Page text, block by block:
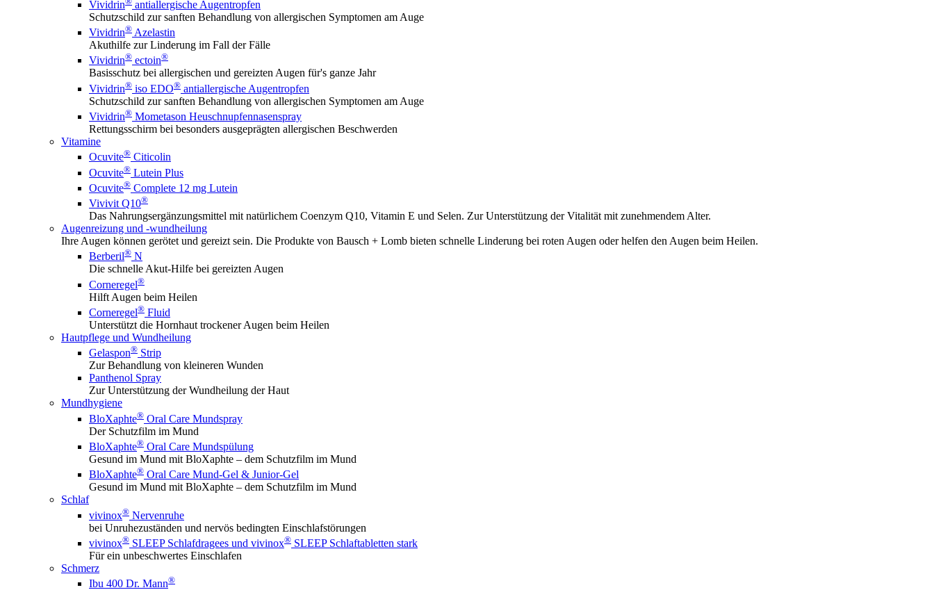
Vividrin
antiallergische Augentropfen
Schutzschild zur sanften Behandlung von allergischen Symptomen am Auge
Vividrin® Azelastin
Akuthilfe zur Linderung im Fall der Fälle
Vividrin® ectoin®
Basisschutz bei allergischen und gereizten Augen für's ganze Jahr
Vividrin® iso EDO® antiallergische Augentropfen
Schutzschild zur sanften Behandlung von allergischen Symptomen am Auge
Vividrin® Mometason Heuschnupfennasenspray
Rettungsschirm bei besonders ausgeprägten allergischen Beschwerden
Vitamine
Ocuvite® Citicolin
Ocuvite® Lutein Plus
Ocuvite® Complete 12 mg Lutein
Vivivit Q10®
Das Nahrungsergänzungsmittel mit natürlichem Coenzym Q10, Vitamin E und Selen. Zur Unterstützung der Vitalität mit zunehmendem Alter.
Augenreizung und -wundheilung
Ihre Augen können gerötet und gereizt sein. Die Produkte von Bausch + Lomb bieten schnelle Linderung bei roten Augen oder helfen den Augen beim Heilen.
Berberil® N
Die schnelle Akut-Hilfe bei gereizten Augen
Corneregel®
Hilft Augen beim Heilen
Corneregel® Fluid
Unterstützt die Hornhaut trockener Augen beim Heilen
Hautpflege und Wundheilung
Gelaspon® Strip
Zur Behandlung von kleineren Wunden
Panthenol Spray
Zur Unterstützung der Wundheilung der Haut
Mundhygiene
BloXaphte® Oral Care Mundspray
Der Schutzfilm im Mund
BloXaphte® Oral Care Mundspülung
Gesund im Mund mit BloXaphte – dem Schutzfilm im Mund
BloXaphte® Oral Care Mund-Gel & Junior-Gel
Gesund im Mund mit BloXaphte – dem Schutzfilm im Mund
Schlaf
vivinox® Nervenruhe
bei Unruhezuständen und nervös bedingten Einschlafstörungen
vivinox® SLEEP Schlafdragees und vivinox® SLEEP Schlaftabletten stark
Für ein unbeschwertes Einschlafen
Schmerz
Ibu 400 Dr. Mann®